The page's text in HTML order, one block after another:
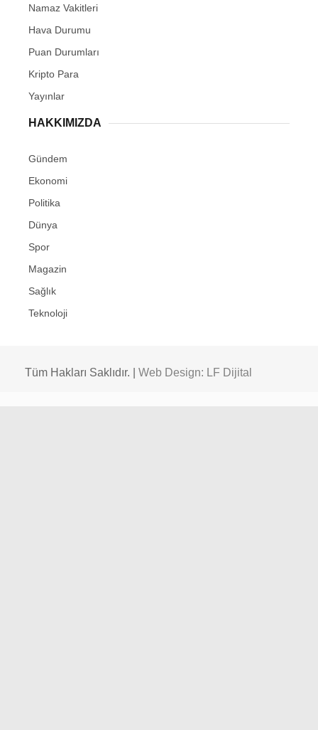
Namaz Vakitleri
Hava Durumu
Puan Durumları
Kripto Para
Yayınlar
HAKKIMIZDA
Gündem
Ekonomi
Politika
Dünya
Spor
Magazin
Sağlık
Teknoloji
Tüm Hakları Saklıdır. | Web Design: LF Dijital